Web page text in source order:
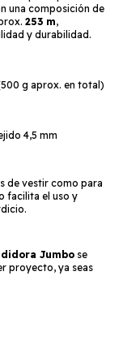
una composición de
253 m,
y durabilidad.
g aprox. en total)
4,5 mm
de vestir como para
facilita el uso y
Jumbo se
proyecto, ya seas